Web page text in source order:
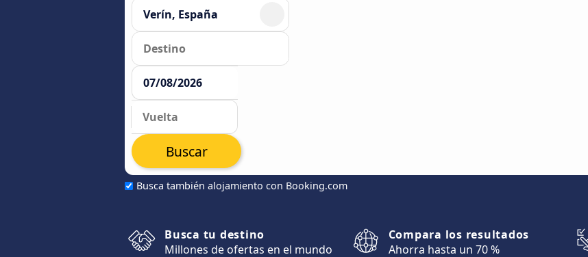
Busca también alojamiento con Booking.com
Buscar
Busca tu destino
Millones de ofertas en el mundo
Compara los resultados
Ahorra hasta un 70 %